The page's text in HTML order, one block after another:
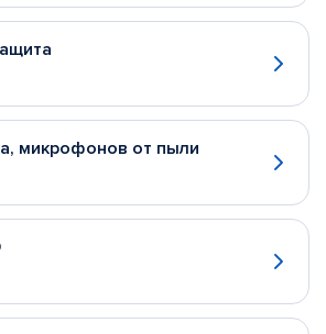
микрофонов от пыли